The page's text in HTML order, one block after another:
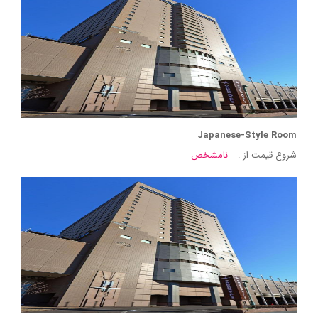
Japanese-Style Room
شروع قیمت از :
نامشخص